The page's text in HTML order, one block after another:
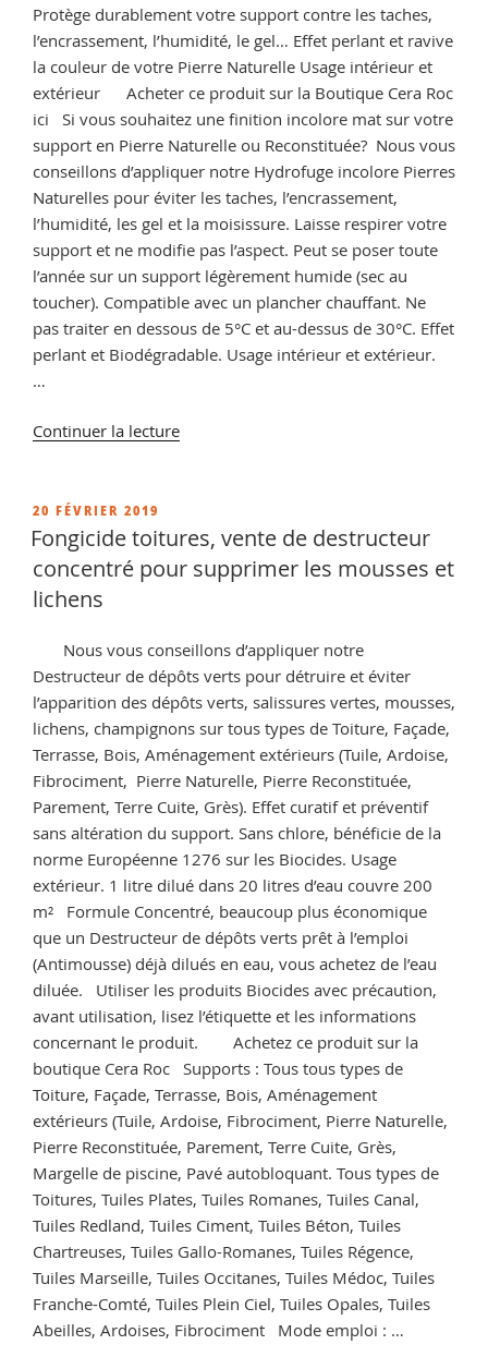
Protège durablement votre support contre les taches,
l’encrassement, l’humidité, le gel… Effet perlant et ravive
la couleur de votre Pierre Naturelle Usage intérieur et
extérieur Acheter ce produit sur la Boutique Cera Roc
ici Si vous souhaitez une finition incolore mat sur votre
support en Pierre Naturelle ou Reconstituée? Nous vous
conseillons d’appliquer notre Hydrofuge incolore Pierres
Naturelles pour éviter les taches, l’encrassement,
l’humidité, les gel et la moisissure. Laisse respirer votre
support et ne modifie pas l’aspect. Peut se poser toute
l’année sur un support légèrement humide (sec au
toucher). Compatible avec un plancher chauffant. Ne
pas traiter en dessous de 5°C et au-dessus de 30°C. Effet
perlant et Biodégradable. Usage intérieur et extérieur.
…
Continuer la lecturede
la
solution
traitement
Hydrofuge »
PUBLIÉ
LE
20 FÉVRIER 2019
Fongicide toitures, vente de destructeur
concentré pour supprimer les mousses et
lichens
Nous vous conseillons d’appliquer notre
Destructeur de dépôts verts pour détruire et éviter
l’apparition des dépôts verts, salissures vertes, mousses,
lichens, champignons sur tous types de Toiture, Façade,
Terrasse, Bois, Aménagement extérieurs (Tuile, Ardoise,
Fibrociment, Pierre Naturelle, Pierre Reconstituée,
Parement, Terre Cuite, Grès). Effet curatif et préventif
sans altération du support. Sans chlore, bénéficie de la
norme Européenne 1276 sur les Biocides. Usage
extérieur. 1 litre dilué dans 20 litres d’eau couvre 200
m² Formule Concentré, beaucoup plus économique
que un Destructeur de dépôts verts prêt à l’emploi
(Antimousse) déjà dilués en eau, vous achetez de l’eau
diluée. Utiliser les produits Biocides avec précaution,
avant utilisation, lisez l’étiquette et les informations
concernant le produit. Achetez ce produit sur la
boutique Cera Roc Supports : Tous tous types de
Toiture, Façade, Terrasse, Bois, Aménagement
extérieurs (Tuile, Ardoise, Fibrociment, Pierre Naturelle,
Pierre Reconstituée, Parement, Terre Cuite, Grès,
Margelle de piscine, Pavé autobloquant. Tous types de
Toitures, Tuiles Plates, Tuiles Romanes, Tuiles Canal,
Tuiles Redland, Tuiles Ciment, Tuiles Béton, Tuiles
Chartreuses, Tuiles Gallo-Romanes, Tuiles Régence,
Tuiles Marseille, Tuiles Occitanes, Tuiles Médoc, Tuiles
Franche-Comté, Tuiles Plein Ciel, Tuiles Opales, Tuiles
Abeilles, Ardoises, Fibrociment Mode emploi : …